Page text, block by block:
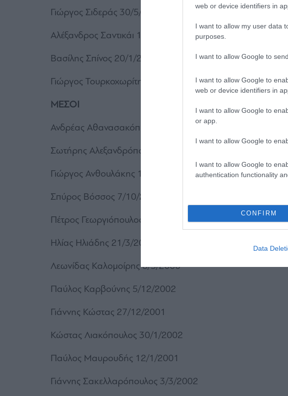
web or device identifiers in
I want to allow my user data
purposes.
I want to allow Google to
I want to allow Google to
web or device identifiers in
I want to allow Google to
or app.
I want to allow Google to
I want to allow Google to
authentication functionality
CONFIRM
Data
Γιώργος Σιδεράς 30/5/2002
Αλέξανδρος Σαντικάι 15/11/2001
Βασίλης Σπίνος 20/1/2001
Γιώργος Τουρκοχωρίτης 12/1/2002
ΜΕΣΟΙ
Ανδρέας Αθανασακόπουλος 27/11/2001
Σωτήρης Αλεξανδρόπουλος 26/11/2001
Γιώργος Ανθουλάκης 10/8/2002
Σπύρος Βόσσος 7/10/2002
Πέτρος Γεωργιόπουλος 30/1/2002
Ηλίας Ηλιάδης 21/3/2001
Λεωνίδας Καλομοίρης 8/5/2000
Παύλος Καρβούνης 5/12/2002
Γιάννης Κώστας 27/12/2001
Κώστας Λιακόπουλος 30/1/2002
Παύλος Μαυρουδής 12/1/2001
Γιάννης Σακελλαρόπουλος 3/3/2002